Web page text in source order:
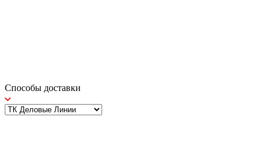
Способы доставки